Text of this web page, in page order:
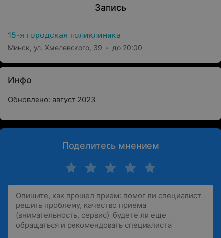
Запись
15-я городская поликлиника
Минск, ул. Хмелевского, 39 до 20:00
Инфо
Обновлено: август 2023
Поделитесь мнением